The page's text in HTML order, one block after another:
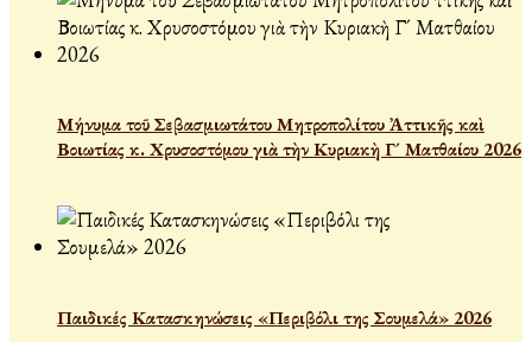
Μήνυμα τοῦ Σεβασμιωτάτου Μητροπολίτου Ἀττικῆς καὶ
Βοιωτίας κ. Χρυσοστόμου γιὰ τὴν Κυριακὴ Γ´ Ματθαίου 2026
Παιδικές Κατασκηνώσεις «Περιβόλι της Σουμελά» 2026